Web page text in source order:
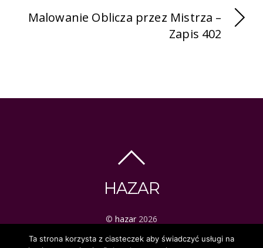
Malowanie Oblicza przez Mistrza –
Zapis 402
HAZAR
© hazar 2026
ezoteryka | tarot | mistyka
Ta strona korzysta z ciasteczek aby świadczyć usługi na